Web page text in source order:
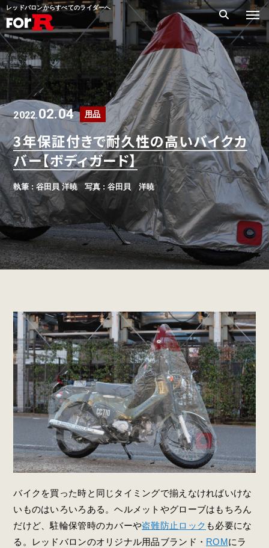
レッドバロンからすべてのライダーへ
2022.02.04 用品
3年保証付きで耐久性の高いバイクカ
バー【ボディガード】
執筆 : 谷田貝 洋暁 写真 : 谷田貝 洋暁
バイクを買った時と同じタイミングで揃えなければいけな
いものはいろいろある。ヘルメットやグローブはもちろん
だけど、駐輪保管時のカバーや盗難防止ロック も必要にな
る。レッドバロンのオリジナル用品ブランド・ ROMにラ